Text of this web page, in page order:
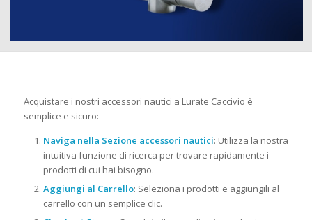
Acquistare i nostri accessori nautici a Lurate Caccivio è
semplice e sicuro:
Naviga nella Sezione accessori nautici: Utilizza la nostra
intuitiva funzione di ricerca per trovare rapidamente i
prodotti di cui hai bisogno.
Aggiungi al Carrello: Seleziona i prodotti e aggiungili al
carrello con un semplice clic.